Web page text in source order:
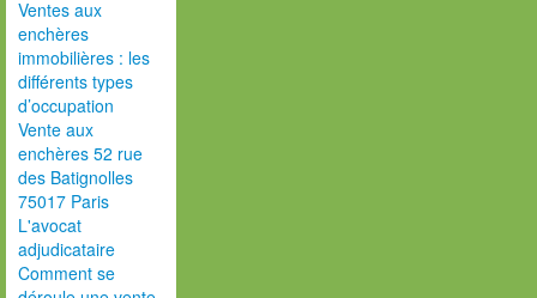
Ventes aux
enchères
immobilières : les
différents types
d’occupation
Vente aux
enchères 52 rue
des Batignolles
75017 Paris
L'avocat
adjudicataire
Comment se